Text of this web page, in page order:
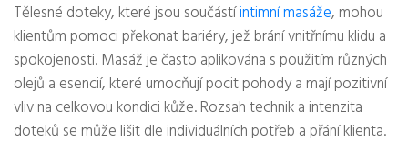
Tělesné doteky, které jsou součástíintimní masáže, mohou
klientům pomoci překonat bariéry, jež brání vnitřnímu klidu a
spokojenosti. Masáž je často aplikována s použitím různých
olejů a esencií, které umocňují pocit pohody a mají pozitivní
vliv na celkovou kondici kůže. Rozsah technik a intenzita
doteků se může lišit dle individuálních potřeb a přání klienta.